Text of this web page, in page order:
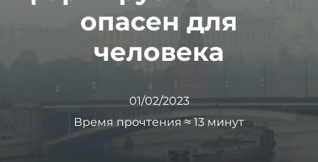
опасен для
человека
01/02/2023
Время прочтения ≈ 13 минут